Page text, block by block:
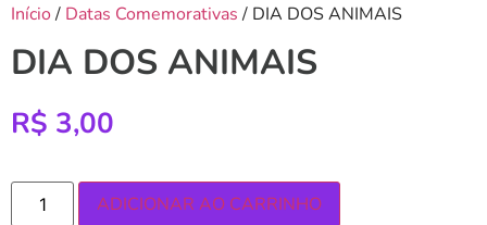
Início/ Datas Comemorativas / DIA DOS ANIMAIS
DIA DOS ANIMAIS
R$ 3,00
ADICIONAR AO CARRINHO